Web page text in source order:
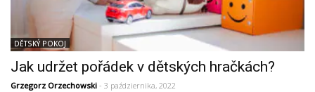
DĚTSKÝ POKOJ
Jak udržet pořádek v dětských hračkách?
Grzegorz Orzechowski - 3 października, 2022